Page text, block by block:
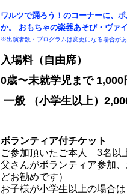
ワルツで踊ろう！のコーナーに、
か。 おもちゃの楽器あそび・ヴァ
※出演者数・プログラムは変更になる場合が
入場料（自由席）
0歳〜未就学児まで 1,000
一般 （小学生以上）
ボランティア付チケット
ご参加頂いたご本人 3名以
父さんがボランティア参加
どお勧めです）
お子様が小学生以上の場合